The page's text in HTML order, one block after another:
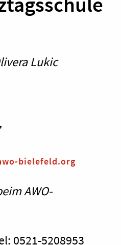
Lukic
bielefeld.org
AWO-
0521-5208953